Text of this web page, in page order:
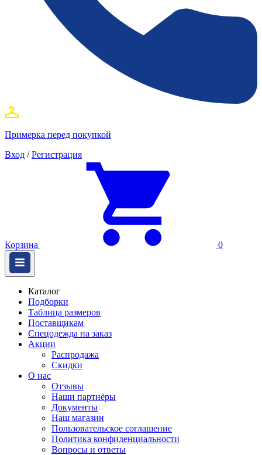
Примерка перед покупкой
Вход / Регистрация
Корзина 0
Каталог
Подборки
Таблица размеров
Поставщикам
Спецодежда на заказ
Акции
Распродажа
Скидки
О нас
Отзывы
Наши партнёры
Документы
Наш магазин
Пользовательское соглашение
Политика конфиденциальности
Вопросы и ответы